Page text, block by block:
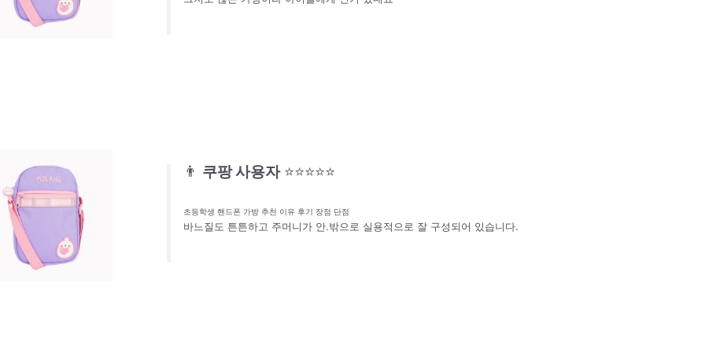
👨 쿠팡 사용자 ⭐⭐⭐⭐⭐
초등학생 핸드폰 가방 추천 이유 후기 장점 단점
바느질도 튼튼하고 주머니가 안.밖으로 실용적으로 잘 구성되어 있습니다.